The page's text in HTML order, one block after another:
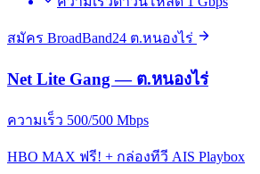
สมัคร BroadBand24 ต.หนองไร่
Net Lite Gang — ต.หนองไร่
ความเร็ว 500/500 Mbps
HBO MAX ฟรี! + กล่องทีวี AIS Playbox